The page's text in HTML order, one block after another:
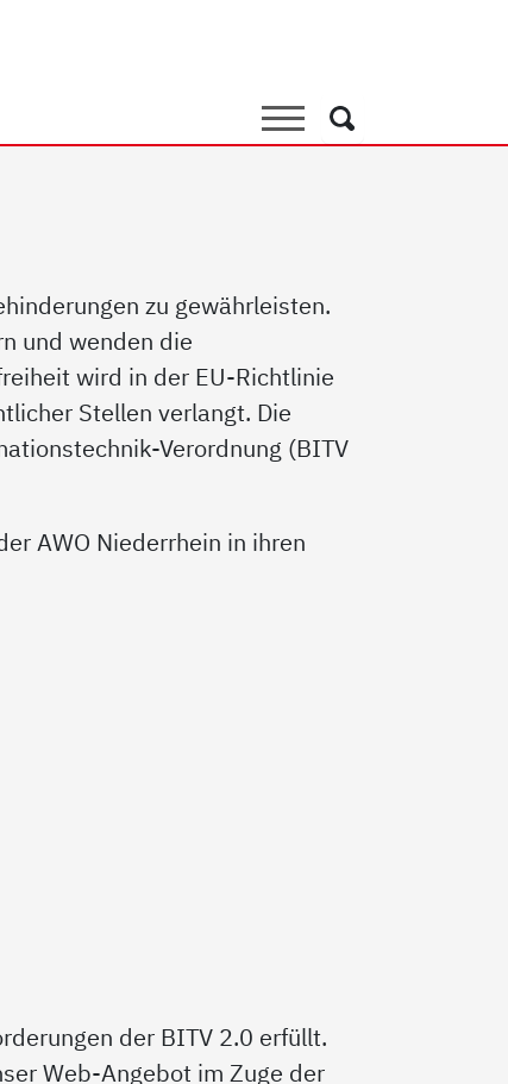
Suche
Suche
zu gewährleisten.
und wenden die
wird in der EU-Richtlinie
Stellen verlangt. Die
Verordnung (BITV
AWO Niederrhein in ihren
der BITV 2.0 erfüllt.
Web-Angebot im Zuge der